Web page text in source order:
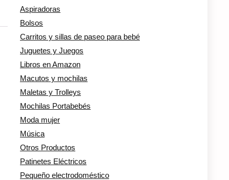
Aspiradoras
Bolsos
Carritos y sillas de paseo para bebé
Juguetes y Juegos
Libros en Amazon
Macutos y mochilas
Maletas y Trolleys
Mochilas Portabebés
Moda mujer
Música
Otros Productos
Patinetes Eléctricos
Pequeño electrodoméstico